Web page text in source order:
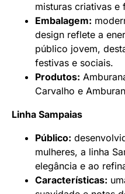
misturas criativas e
Embalagem:
design reflete a
público jovem,
festivas e sociais.
Produtos:
Carvalho e
Linha Sampaias
Público:
mulheres, a linha
elegância e ao
Características: